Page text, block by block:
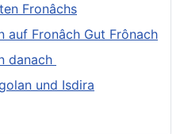
Fronâchs
auf Fronâch Gut Frônach
danach
und Isdira